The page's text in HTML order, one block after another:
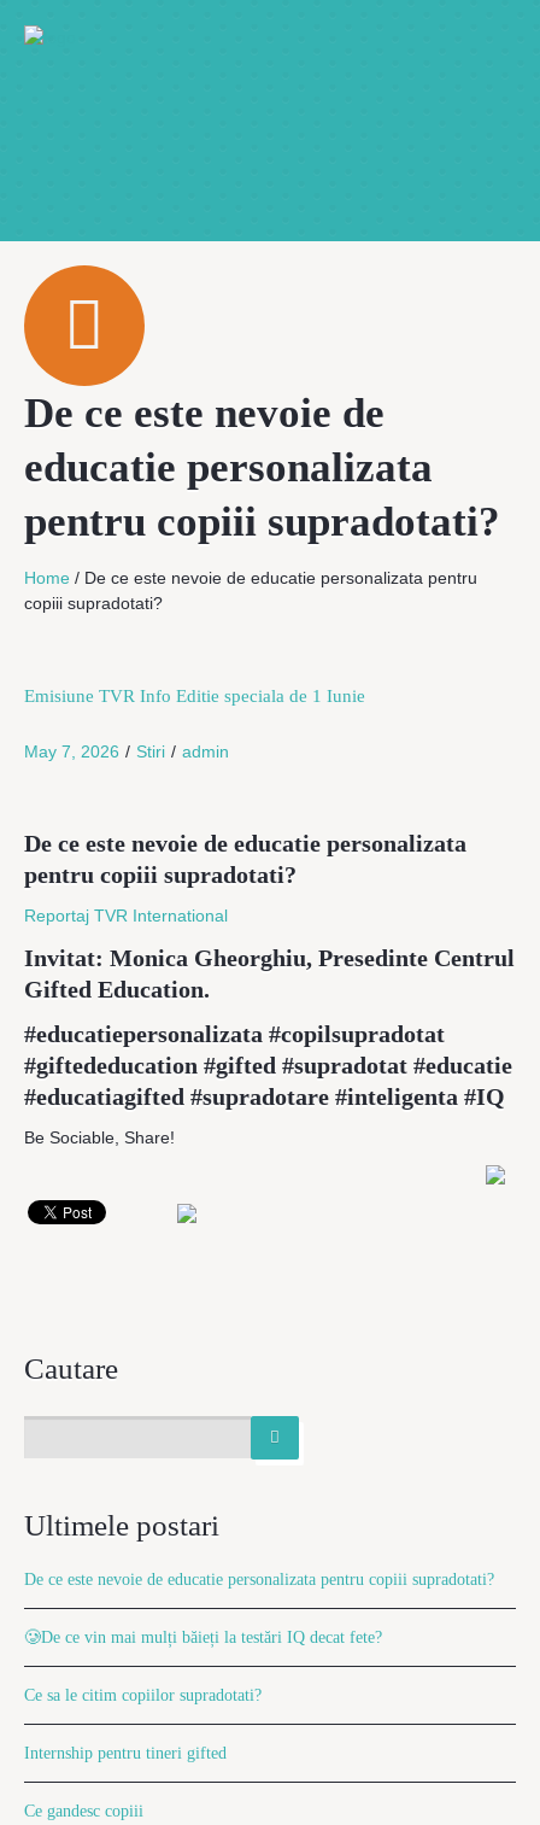
De ce este nevoie de
educatie personalizata
pentru copiii supradotati?
Home / De ce este nevoie de educatie personalizata pentru
copiii supradotati?
Emisiune TVR Info Editie speciala de 1 Iunie
May 7, 2026 / Stiri / admin
De ce este nevoie de educatie personalizata
pentru copiii supradotati?
Reportaj TVR International
Invitat: Monica Gheorghiu, Presedinte Centrul
Gifted Education.
#educatiepersonalizata #copilsupradotat
#giftededucation #gifted #supradotat #educatie
#educatiagifted #supradotare #inteligenta #IQ
Be Sociable, Share!
Cautare
Ultimele postari
De ce este nevoie de educatie personalizata pentru copiii supradotati?
🥲De ce vin mai mulți băieți la testări IQ decat fete?
Ce sa le citim copiilor supradotati?
Internship pentru tineri gifted
Ce gandesc copiii